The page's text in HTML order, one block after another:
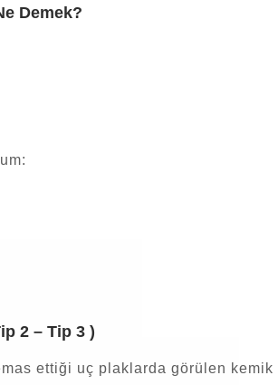
Demek?
2 – Tip 3 )
ettiği uç plaklarda görülen